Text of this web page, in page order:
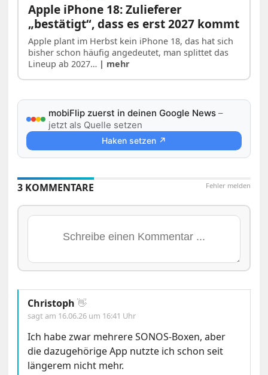
Apple iPhone 18: Zulieferer
„bestätigt“, dass es erst 2027 kommt
Apple plant im Herbst kein iPhone 18, das hat sich
bisher schon häufig angedeutet, man splittet das
Lineup ab 2027… | mehr
mobiFlip zuerst in deinen Google News –
jetzt als Quelle setzen
Haken setzen ↗
Fehler melden
3 KOMMENTARE
Christoph 👋
sagt am 16.06.26 um 16:41 Uhr
Ich habe zwar mehrere SONOS-Boxen, aber
die dazugehörige App nutzte ich schon seit
längerem nicht mehr.